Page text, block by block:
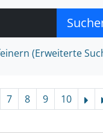
(Erweiterte
7 8 9 10